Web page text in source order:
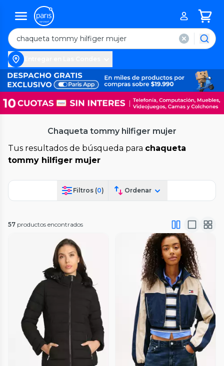
Chaqueta tommy hilfiger mujer
Tus resultados de búsqueda para chaqueta
tommy hilfiger mujer
Filtros (0) Ordenar
57 productos encontrados